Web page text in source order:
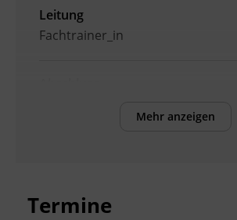
Leitung
Fachtrainer_in
Mehr anzeigen
Termine